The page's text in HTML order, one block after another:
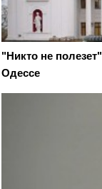
"Никто не
Одессе